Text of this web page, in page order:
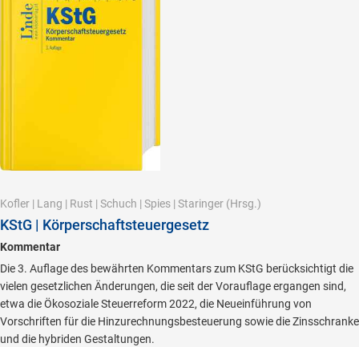
Kofler | Lang | Rust | Schuch | Spies | Staringer (Hrsg.)
KStG | Körperschaftsteuergesetz
Kommentar
Die 3. Auflage des bewährten Kommentars zum KStG berücksichtigt die
vielen gesetzlichen Änderungen, die seit der Vorauflage ergangen sind,
etwa die Ökosoziale Steuerreform 2022, die Neueinführung von
Vorschriften für die Hinzurechnungsbesteuerung sowie die Zinsschranke
und die hybriden Gestaltungen.